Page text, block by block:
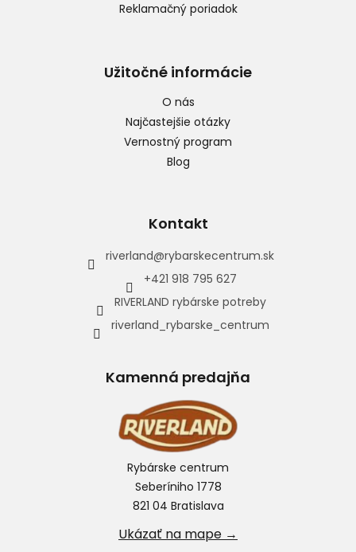
Reklamačný poriadok
Užitočné informácie
O nás
Najčastejšie otázky
Vernostný program
Blog
Kontakt
riverland@rybarskecentrum.sk
+421 918 795 627
RIVERLAND rybárske potreby
riverland_rybarske_centrum
Kamenná predajňa
Rybárske centrum
Seberíniho 1778
821 04 Bratislava
Ukázať na mape →